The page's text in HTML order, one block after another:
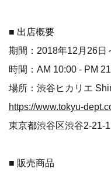
■ 出店概要
期間：2018年12月26日
時間：AM 10:00 - PM
場所：渋谷ヒカリエ
https://www.tokyu-
東京都渋谷区渋谷2-21-
■ 販売商品